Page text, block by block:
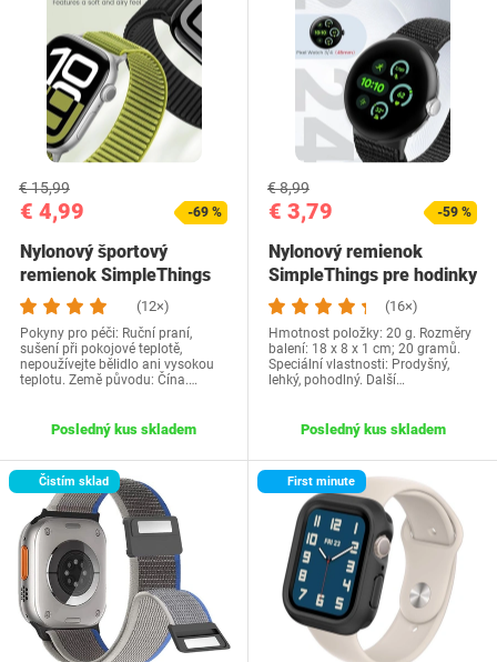
€ 4,99
€ 15,99
-69 %
Nylonový športový
remienok SimpleThings
kompatibilný s…(12×)
Pokyny pro péči: Ruční praní,
sušení při pokojové teplotě,
nepoužívejte bělidlo ani vysokou
teplotu. Země původu: Čína.…
Posledný kus skladem
€ 3,79
€ 8,99
-59 %
Nylonový remienok
SimpleThings pre hodinky
Google Pixel 4 3…
(16×)
Hmotnost položky: 20 g. Rozměry
balení: 18 x 8 x 1 cm; 20 gramů.
Speciální vlastnosti: Prodyšný,
lehký, pohodlný. Další…
Posledný kus skladem
Čistím sklad First minute